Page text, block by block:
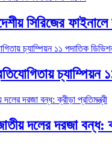
সিরিজের ফাইনালে
চ্যাম্পিয়ন
দলের দরজা বন্ধ: